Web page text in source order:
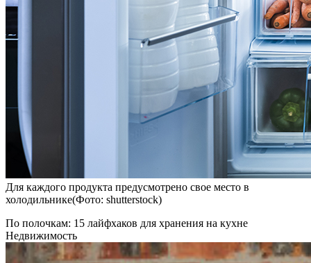
Для каждого продукта предусмотрено свое место в
холодильнике(Фото: shutterstock)
По полочкам: 15 лайфхаков для хранения на кухне
Недвижимость